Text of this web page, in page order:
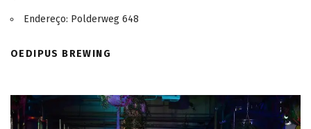
Endereço: Polderweg 648
OEDIPUS BREWING